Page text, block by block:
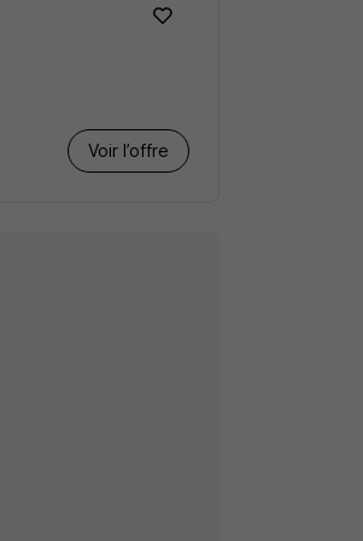
Voir l’offre